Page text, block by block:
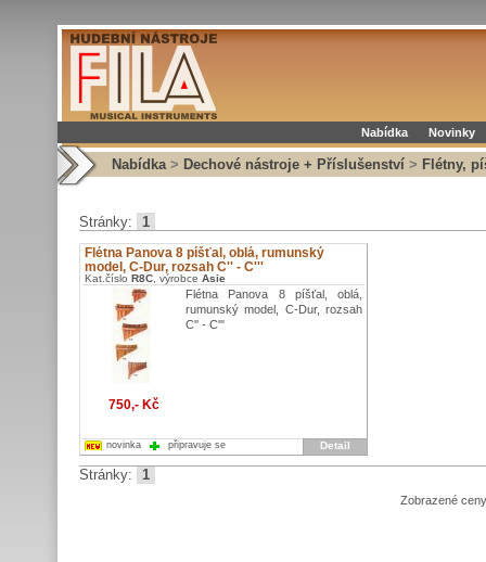
Nabídka Novinky
Nabídka > Dechové nástroje + Příslušenství > Flétny,
Stránky: 1
Flétna Panova 8 píšťal, oblá, rumunský
model, C-Dur, rozsah C'' - C'''
Kat.číslo R8C , výrobce Asie
Flétna Panova 8 píšťal, oblá,
rumunský model, C-Dur, rozsah
C'' - C'''
750,- Kč
novinka připravuje se Detail
Stránky: 1
Zobrazené